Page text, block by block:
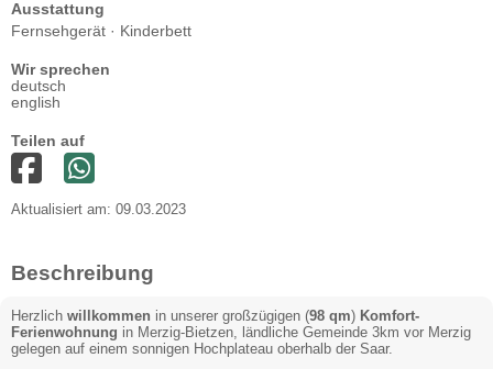
Ausstattung
Fernsehgerät · Kinderbett
Wir sprechen
deutsch
english
Teilen auf
Aktualisiert am: 09.03.2023
Beschreibung
Herzlich willkommen in unserer großzügigen (98 qm) Komfort-
Ferienwohnung in Merzig-Bietzen, ländliche Gemeinde 3km vor Merzig
gelegen auf einem sonnigen Hochplateau oberhalb der Saar.